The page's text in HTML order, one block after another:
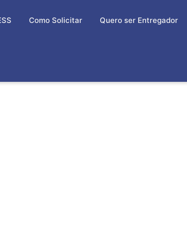
Como Solicitar Quero ser Entregador